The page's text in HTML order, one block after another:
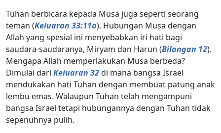
Tuhan berbicara kepada Musa juga seperti seorang
teman (Keluaran 33:11a). Hubungan Musa dengan
Allah yang spesial ini menyebabkan iri hati bagi
saudara-saudaranya, Miryam dan Harun (Bilangan 12).
Mengapa Allah memperlakukan Musa berbeda?
Dimulai dari Keluaran 32di mana bangsa Israel
mendukakan hati Tuhan dengan membuat patung anak
lembu emas. Walaupun Tuhan telah mengampuni
bangsa Israel tetapi hubungannya dengan Tuhan tidak
sepenuhnya pulih.